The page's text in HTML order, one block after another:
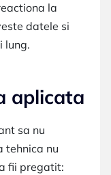
la
datele si
lung.
aplicata
sa nu
tehnica nu
fii pregatit: